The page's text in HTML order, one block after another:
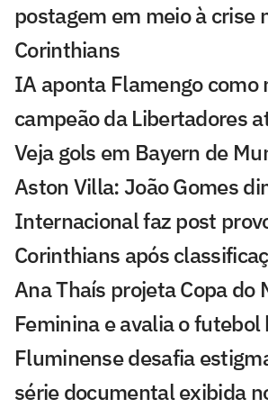
postagem em meio à crise
Corinthians
IA aponta Flamengo como
campeão da Libertadores
Veja gols em Bayern de
Aston Villa: João Gomes
Internacional faz post
Corinthians após
Ana Thaís projeta Copa do
Feminina e avalia o
Fluminense desafia
série documental exibida